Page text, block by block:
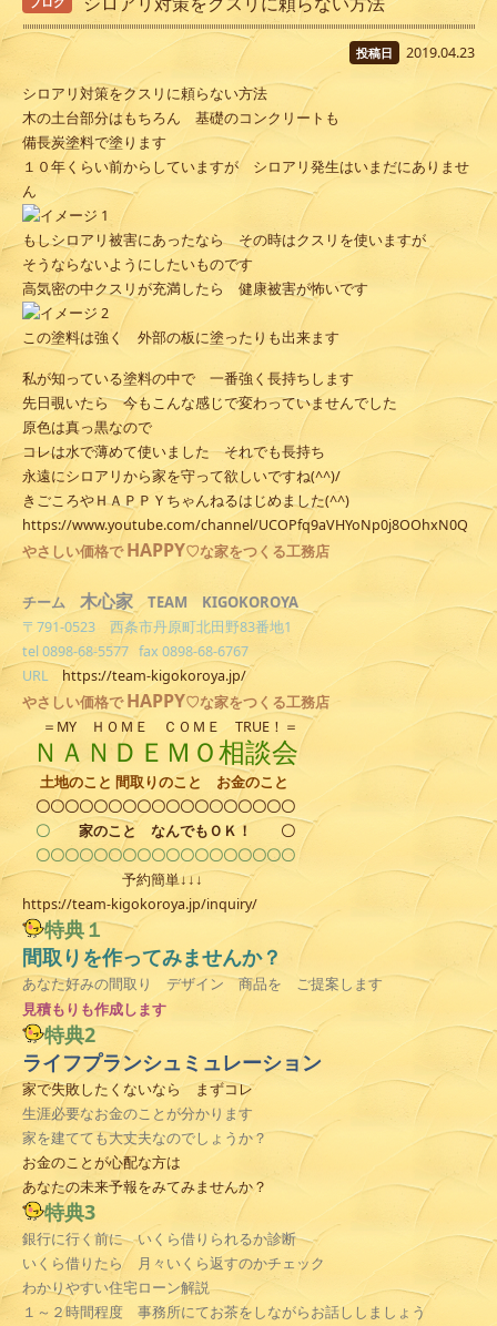
投稿日 2019.04.23
シロアリ対策をクスリに頼らない方法
木の土台部分はもちろん 基礎のコンクリートも
備長炭塗料で塗ります
１０年くらい前からしていますが シロアリ発生はいまだにありませ
ん
もしシロアリ被害にあったなら その時はクスリを使いますが
そうならないようにしたいものです
高気密の中クスリが充満したら 健康被害が怖いです
この塗料は強く 外部の板に塗ったりも出来ます
私が知っている塗料の中で 一番強く長持ちします
先日覗いたら 今もこんな感じで変わっていませんでした
原色は真っ黒なので
コレは水で薄めて使いました それでも長持ち
永遠にシロアリから家を守って欲しいですね(^^)/
きごころやＨＡＰＰＹちゃんねるはじめました(^^)
https://www.youtube.com/channel/UCOPfq9aVHYoNp0j8OOhxN0Q
やさしい価格でHAPPY♡な家をつくる工務店
チーム 木心家 TEAM KIGOKOROYA
〒791-0523 西条市丹原町北田野83番地1
tel 0898-68-5577 fax 0898-68-6767
URL https://team-kigokoroya.jp/
やさしい価格でHAPPY♡な家をつくる工務店
＝MY ＨＯＭＥ ＣＯＭＥ TRUE！＝
ＮＡＮＤＥＭＯ相談会
土地のこと 間取りのこと お金のこと
〇〇〇〇〇〇〇〇〇〇〇〇〇〇〇〇〇〇
〇 家のこと なんでもＯＫ！
〇
〇〇〇〇〇〇〇〇〇〇〇〇〇〇〇〇〇〇
予約簡単↓↓↓
https://team-kigokoroya.jp/inquiry/
特典１
間取りを作ってみませんか？
あなた好みの間取り デザイン 商品を ご提案します
見積もりも作成します
特典2
ライフプランシュミュレーション
家で失敗したくないなら まずコレ
生涯必要なお金のことが分かります
家を建てても大丈夫なのでしょうか？
お金のことが心配な方は
あなたの未来予報をみてみませんか？
特典3
銀行に行く前に いくら借りられるか診断
いくら借りたら 月々いくら返すのかチェック
わかりやすい住宅ローン解説
１～２時間程度 事務所にてお茶をしながらお話ししましょう